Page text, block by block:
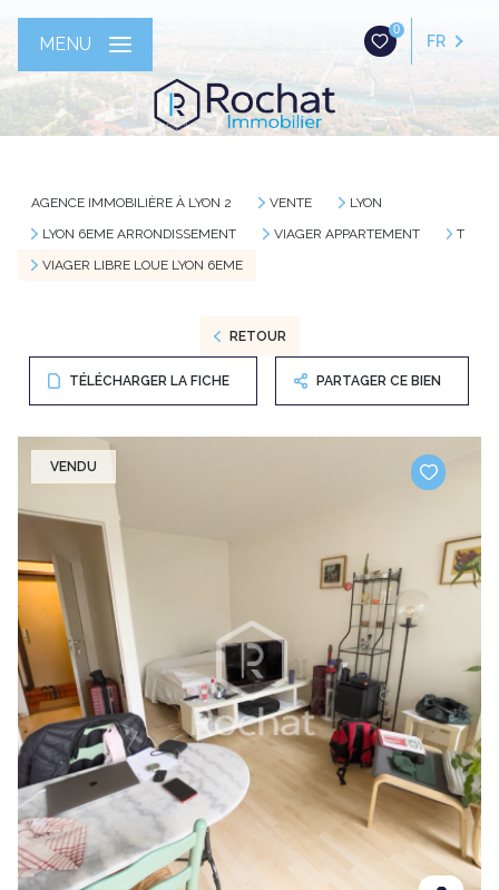
0
FR
MENU
AGENCE IMMOBILIÈRE À LYON 2 VENTE
LYON
LYON 6EME ARRONDISSEMENT
VIAGER APPARTEMENT
T
VIAGER LIBRE LOUE LYON 6EME
RETOUR
TÉLÉCHARGER LA FICHE PARTAGER CE BIEN
VENDU